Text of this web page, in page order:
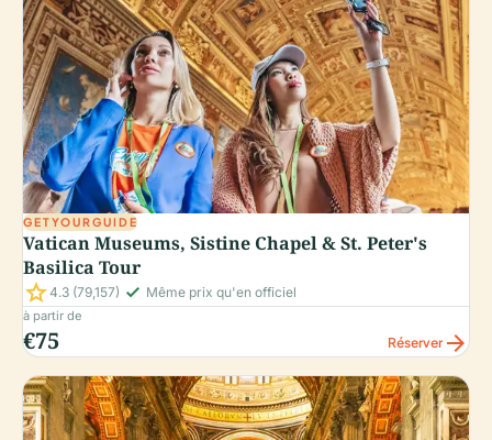
GETYOURGUIDE
Vatican Museums, Sistine Chapel & St. Peter's
Basilica Tour
star4.3 (79,157) check_small Même prix qu'en officiel
à partir de
€75 Réserverarrow_forward